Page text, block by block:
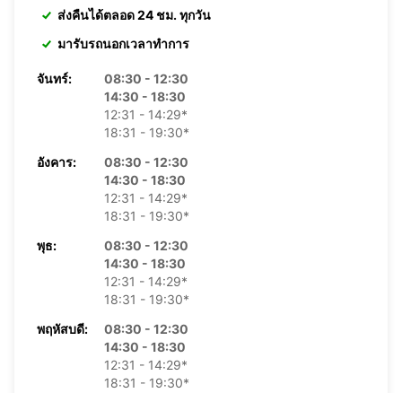
ส่งคืนได้ตลอด 24 ชม. ทุกวัน
มารับรถนอกเวลาทำการ
จันทร์:
08:30 - 12:30
14:30 - 18:30
12:31 - 14:29*
18:31 - 19:30*
อังคาร:
08:30 - 12:30
14:30 - 18:30
12:31 - 14:29*
18:31 - 19:30*
พุธ:
08:30 - 12:30
14:30 - 18:30
12:31 - 14:29*
18:31 - 19:30*
พฤหัสบดี:
08:30 - 12:30
14:30 - 18:30
12:31 - 14:29*
18:31 - 19:30*